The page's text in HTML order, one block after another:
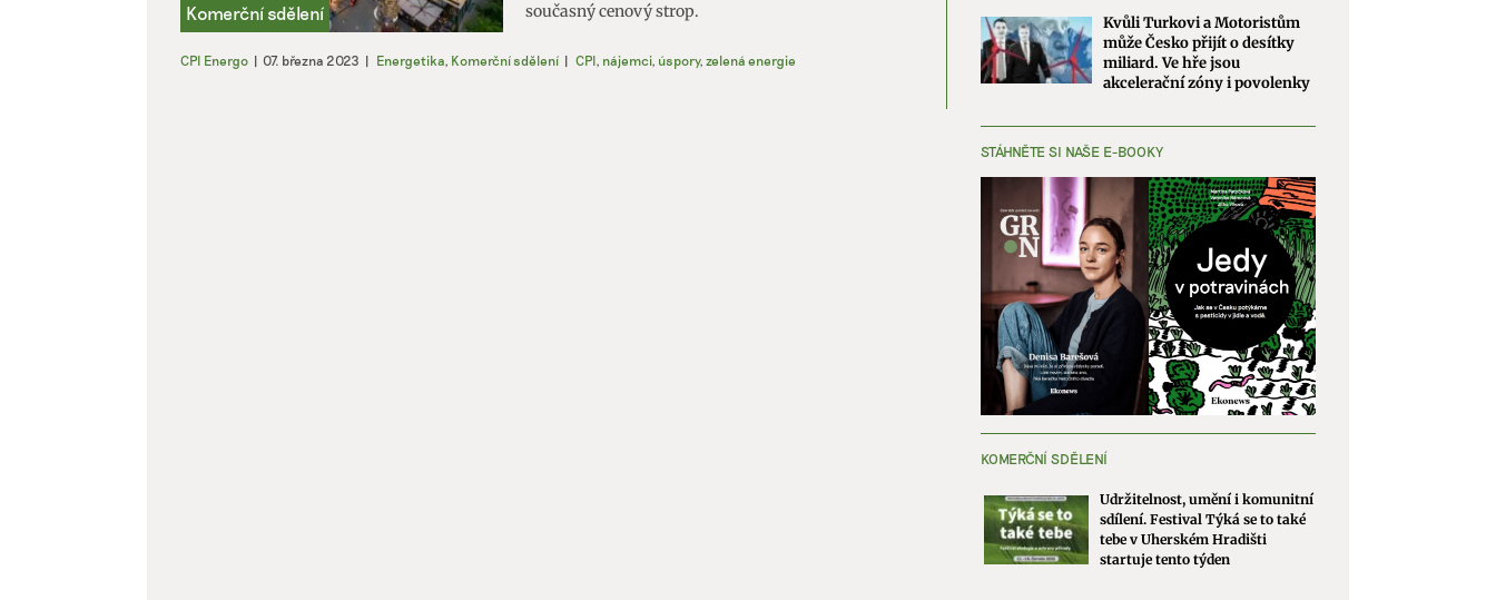
současný cenový strop.
CPI Energo | 07. března 2023 | Energetika, Komerční sdělení | CPI, nájemci, úspory, zelená energie
Kvůli Turkovi a Motoristům
může Česko přijít o desítky
miliard. Ve hře jsou
akcelerační zóny i povolenky
STÁHNĚTE SI NAŠE E-BOOKY
KOMERČNÍ SDĚLENÍ
Udržitelnost, umění i komunitní
sdílení. Festival Týká se to také
tebe v Uherském Hradišti
startuje tento týden